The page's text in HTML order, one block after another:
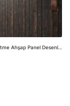
Siyah Boyalı Eskitme Ahşap Panel Desenli Duvar Kağıdı, Rustik Dokulu Duvar Posteri